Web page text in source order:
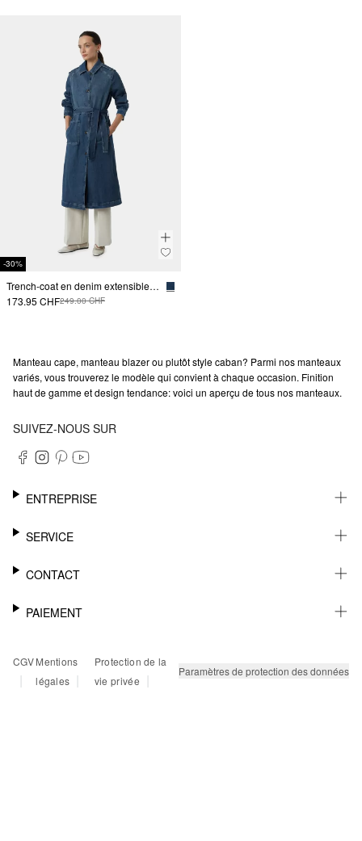
-30%
Trench-coat en denim extensible avec poches plaquées
173.95 CHF249.00 CHF
Manteau cape, manteau blazer ou plutôt style caban? Parmi nos manteaux
variés, vous trouverez le modèle qui convient à chaque occasion. Finition
haut de gamme et design tendance: voici un aperçu de tous nos manteaux.
SUIVEZ-NOUS SUR
ENTREPRISE
CARRIÈRE
SERVICE
NEWSLETTER
MÉMO
RETOURS
FAQ
CONTACT
AIDE
PAIEMENT
PAYPAL
CARTE BANCAIRE
CGV
|
Mentions
légales |
Protection de la
vie privée
| Paramètres de protection des données